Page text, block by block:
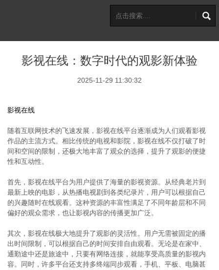
影视在线：数字时代的观影新体验
2025-11-29 11:30:32
影视在线
随着互联网技术的飞速发展，影视在线平台逐渐成为人们观看影视
作品的主流方式。相比传统的电视和影院，影视在线不仅打破了时
间和空间的限制，还极大地丰富了观众的选择，提升了观影的便捷
性和互动性。
首先，影视在线平台为用户提供了海量的影视资源。从经典老片到
最新上映的电影，从热播电视剧到各类纪录片，用户可以根据自己
的兴趣随时在线观看。这种资源的丰富性满足了不同年龄层和不同
偏好的观众需求，也让影视内容的传播更加广泛。
其次，影视在线极大地提升了观影的灵活性。用户无需被固定的播
出时间限制，可以根据自己的时间安排自由观看。无论是在家中、
通勤途中还是旅途中，只要有网络连接，就能享受高质量的影视内
容。同时，许多平台还支持多终端同步观看，手机、平板、电脑甚